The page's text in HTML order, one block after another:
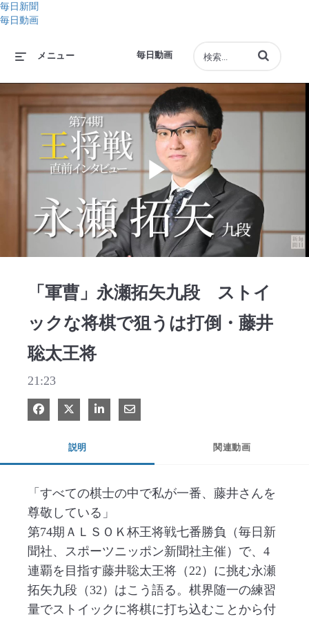
毎日新聞
毎日動画
毎日動画
メニュー 動画の検索語句
Play
「軍曹」永瀬拓矢九段 ストイ
ックな将棋で狙うは打倒・藤井
聡太王将
21:23
Facebook で共有
Xで共有する
LinkedIn で共有
電子メールで共有
説明 関連動画
「すべての棋士の中で私が一番、藤井さんを
尊敬している」
第74期ＡＬＳＯＫ杯王将戦七番勝負（毎日新
聞社、スポーツニッポン新聞社主催）で、4
連覇を目指す藤井聡太王将（22）に挑む永瀬
拓矢九段（32）はこう語る。棋界随一の練習
量でストイックに将棋に打ち込むことから付